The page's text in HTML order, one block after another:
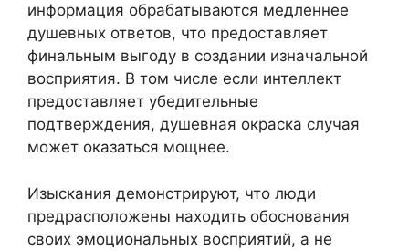
информация обрабатываются медленнее
душевных ответов, что предоставляет
финальным выгоду в создании изначальной
восприятия. В том числе если интеллект
предоставляет убедительные
подтверждения, душевная окраска случая
может оказаться мощнее.
Изыскания демонстрируют, что люди
предрасположены находить обоснования
своих эмоциональных восприятий, а не